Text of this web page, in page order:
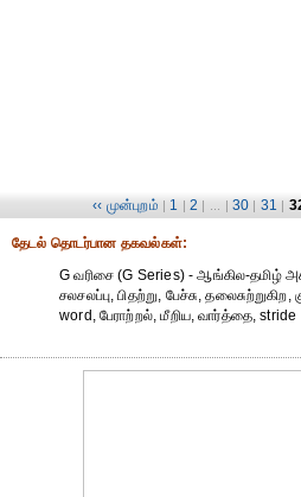
‹‹ முன்புறம் | 1 | 2 | ... | 30 | 31 |
தேட‌ல் தொட‌ர்பான தகவ‌ல்க‌ள்:
G வரிசை (G Series) - ஆங்கில-தமிழ்
சலசலப்பு, பிதற்று, பேச்சு,
word, பேராற்றல், மீறிய, வார்த்தை, stride